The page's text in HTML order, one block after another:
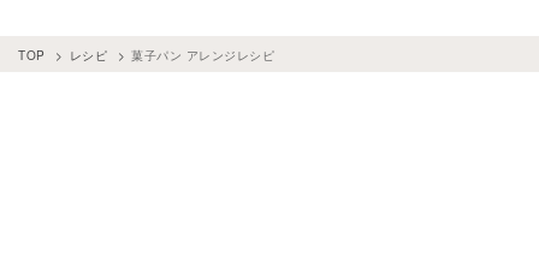
TOP レシピ 菓子パン アレンジレシピ